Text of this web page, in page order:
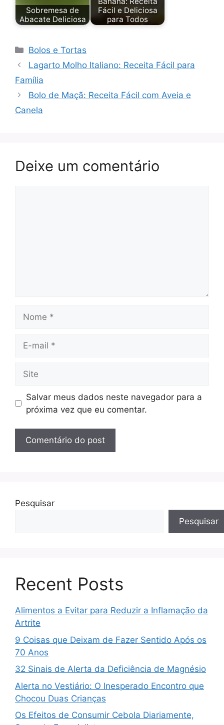
Sobremesa de
Abacate Deliciosa
Fácil e Deliciosa
para Todos
Categorias
Bolos e Tortas
Lagarto Molho Italiano: Receita Fácil para
Família
Bolo de Maçã: Receita Fácil com Aveia e
Canela
Deixe um comentário
mail
Salvar meus dados neste navegador para a
próxima vez que eu comentar.
Pesquisar
Pesquisar
Recent Posts
Alimentos a Evitar para Reduzir a Inflamação da
Artrite
9 Coisas que Deixam de Fazer Sentido Após os
70 Anos
32 Sinais de Alerta da Deficiência de Magnésio
Alerta no Vestiário: O Inesperado Encontro que
Chocou Duas Crianças
Os Efeitos de Consumir Cebola Diariamente,